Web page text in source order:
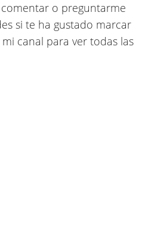
o preguntarme
si te ha gustado marcar
canal para ver todas las